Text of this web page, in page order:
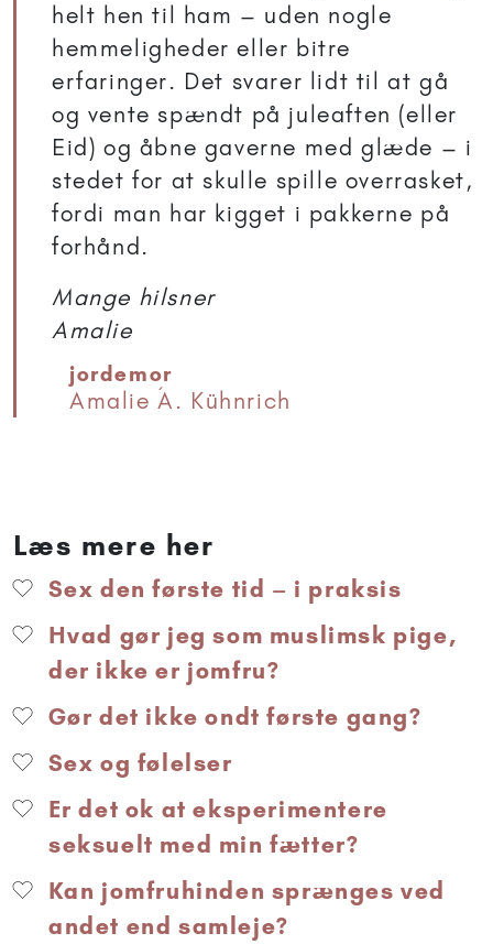
helt hen til ham – uden nogle
hemmeligheder eller bitre
erfaringer. Det svarer lidt til at gå
og vente spændt på juleaften (eller
Eid) og åbne gaverne med glæde – i
stedet for at skulle spille overrasket,
fordi man har kigget i pakkerne på
forhånd.
Mange hilsner
Amalie
jordemor
Amalie Á. Kühnrich
Læs mere her
Sex den første tid – i praksis
Hvad gør jeg som muslimsk pige,
der ikke er jomfru?
Gør det ikke ondt første gang?
Sex og følelser
Er det ok at eksperimentere
seksuelt med min fætter?
Kan jomfruhinden sprænges ved
andet end samleje?